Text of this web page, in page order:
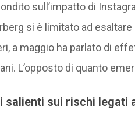
sull’impatto di
si è limitato ad esaltare
a maggio ha parlato di
L’opposto di quanto
salienti sui rischi legati